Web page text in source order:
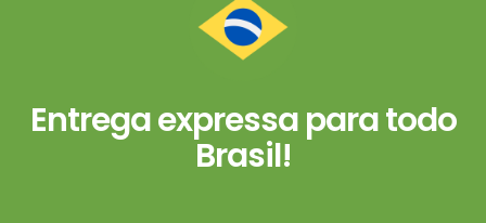
Entrega expressa para todo
Brasil!